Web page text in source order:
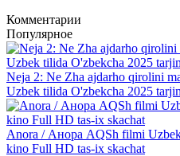
Комментарии
Популярное
Neja 2: Ne Zha ajdarho qirolini
Uzbek tilida O'zbekcha 2025
Anora / Анора AQSh filmi
kino Full HD tas-ix skachat